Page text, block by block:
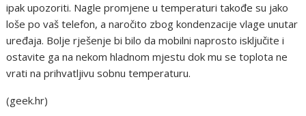
ipak upozoriti. Nagle promjene u temperaturi takođe su jako
loše po vaš telefon, a naročito zbog kondenzacije vlage unutar
uređaja. Bolje rješenje bi bilo da mobilni naprosto isključite i
ostavite ga na nekom hladnom mjestu dok mu se toplota ne
vrati na prihvatljivu sobnu temperaturu.
(geek.hr)